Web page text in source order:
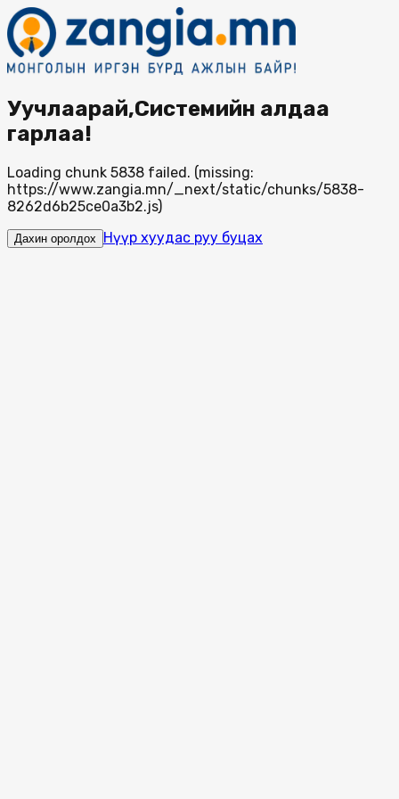
Уучлаарай,Системийн алдаа
гарлаа!
Loading chunk 5838 failed. (missing:
https://www.zangia.mn/_next/static/chunks/5838-
8262d6b25ce0a3b2.js)
Дахин оролдох Нүүр хуудас руу буцах